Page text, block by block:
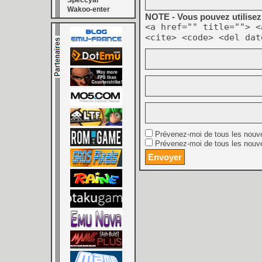
Wakoo-enter
NOTE - Vous pouvez
<a href="" title="">
<cite> <code> <del
Prévenez-moi de tous les
Prévenez-moi de tous les